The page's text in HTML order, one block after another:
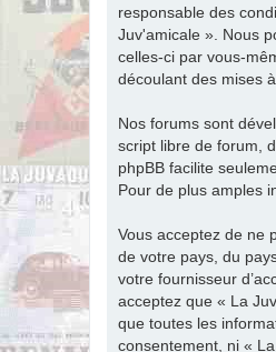
responsable des
Juv'amicale ». Nous
celles-ci par vous-
découlant des mises
Nos forums sont
script libre de forum,
phpBB facilite
Pour de plus amples
Vous acceptez de ne
de votre pays, du
votre fournisseur
acceptez que « La
que toutes les
consentement, ni «